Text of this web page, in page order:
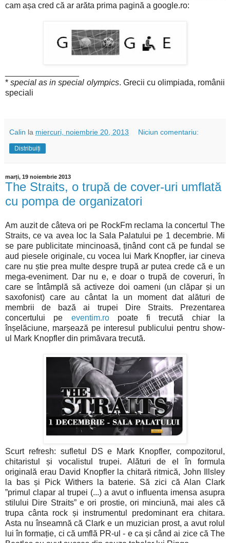
cam așa cred că ar arăta prima pagină a google.ro:
*special as in special olympics. Grecii cu olimpiada, românii
speciali
Calin la miercuri, noiembrie 20, 2013 Niciun comentariu:
Distribuiți
marți, 19 noiembrie 2013
The Straits, o trupă de cover-uri umflată
cu pompa de organizatori
Am auzit de câteva ori pe RockFm reclama la concertul The
Straits, ce va avea loc la Sala Palatului pe 1 decembrie. Mi
se pare publicitate mincinoasă, ținând cont că pe fundal se
aud piesele originale, cu vocea lui Mark Knopfler, iar cineva
care nu știe prea multe despre trupă ar putea crede că e un
mega-eveniment. Dar nu e, e doar o trupă de coveruri, în
care se întâmplă să activeze doi oameni (un clăpar și un
saxofonist) care au cântat la un moment dat alături de
membrii de bază ai trupei Dire Straits. Prezentarea
concertului pe eventim.ropoate fi trecută chiar la
înșelăciune, marșează pe interesul publicului pentru show-
ul Mark Knopfler din primăvara trecută.
Scurt refresh: sufletul DS e Mark Knopfler, compozitorul,
chitaristul și vocalistul trupei. Alături de el în formula
originală erau David Knopfler la chitară ritmică, John Illsley
la bas și Pick Withers la baterie. Să zici că Alan Clark
”primul clapar al trupei (...) a avut o influenta imensa asupra
stilului Dire Straits” e ori prostie, ori minciună, mai ales că
trupa cânta rock și instrumentul predominant era chitara.
Asta nu înseamnă că Clark e un muzician prost, a avut rolul
lui în formație, ci că umflă PR-ul - e ca și când ai zice că The